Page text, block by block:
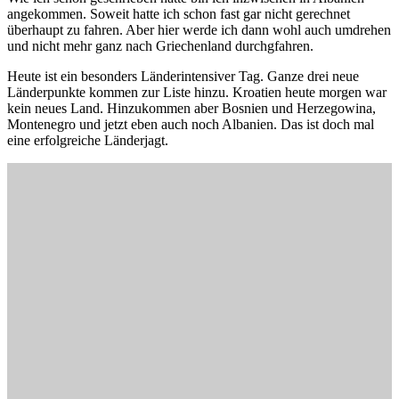
angekommen. Soweit hatte ich schon fast gar nicht gerechnet
überhaupt zu fahren. Aber hier werde ich dann wohl auch umdrehen
und nicht mehr ganz nach Griechenland durchgfahren.
Heute ist ein besonders Länderintensiver Tag. Ganze drei neue
Länderpunkte kommen zur Liste hinzu. Kroatien heute morgen war
kein neues Land. Hinzukommen aber Bosnien und Herzegowina,
Montenegro und jetzt eben auch noch Albanien. Das ist doch mal
eine erfolgreiche Länderjagt.